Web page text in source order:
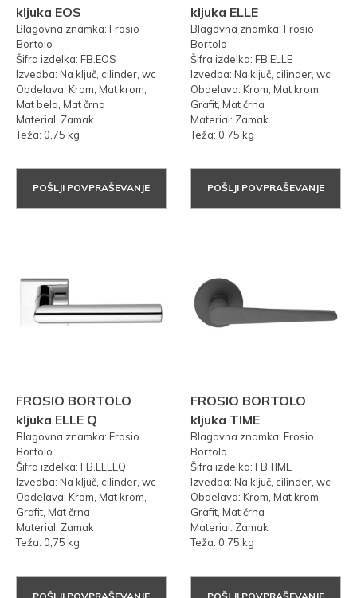
kljuka EOS
Blagovna znamka: Frosio
Bortolo
Šifra izdelka: FB.EOS
Izvedba: Na ključ, cilinder, wc
Obdelava: Krom, Mat krom,
Mat bela, Mat črna
Material: Zamak
Teža: 0,75 kg
POŠLJI POVPRAŠEVANJE
kljuka ELLE
Blagovna znamka: Frosio
Bortolo
Šifra izdelka: FB.ELLE
Izvedba: Na ključ, cilinder, wc
Obdelava: Krom, Mat krom,
Grafit, Mat črna
Material: Zamak
Teža: 0,75 kg
POŠLJI POVPRAŠEVANJE
FROSIO BORTOLO
kljuka ELLE Q
Blagovna znamka: Frosio
Bortolo
Šifra izdelka: FB.ELLEQ
Izvedba: Na ključ, cilinder, wc
Obdelava: Krom, Mat krom,
Grafit, Mat črna
Material: Zamak
Teža: 0,75 kg
FROSIO BORTOLO
kljuka TIME
Blagovna znamka: Frosio
Bortolo
Šifra izdelka: FB.TIME
Izvedba: Na ključ, cilinder, wc
Obdelava: Krom, Mat krom,
Grafit, Mat črna
Material: Zamak
Teža: 0,75 kg